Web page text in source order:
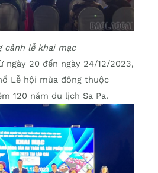
cảnh lễ khai mạc
ngày 20 đến ngày 24/12/2023,
Lễ hội mùa đông thuộc
120 năm du lịch Sa Pa.